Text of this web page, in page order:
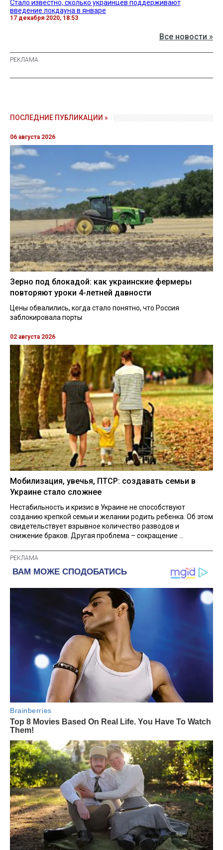
Стало известно, сколько украинцев поддерживают
введение локдауна в январе
17 декабря 2020, 18:53
Все новости »
ПОСЛЕДНИЕ ПУБЛИКАЦИИ »
06 августа 2026
Зерно под блокадой: как украинские фермеры
повторяют уроки 4-летней давности
Цены обвалились, когда стало понятно, что Россия
заблокировала порты
02 августа 2026
Мобилизация, увечья, ПТСР: создавать семьи в
Украине стало сложнее
Нестабильность и кризис в Украине не способствуют
созданию крепкой семьи и желании родить ребенка. Об этом
свидетельствует взрывное количество разводов и
снижение браков. Другая проблема – сокращение ...